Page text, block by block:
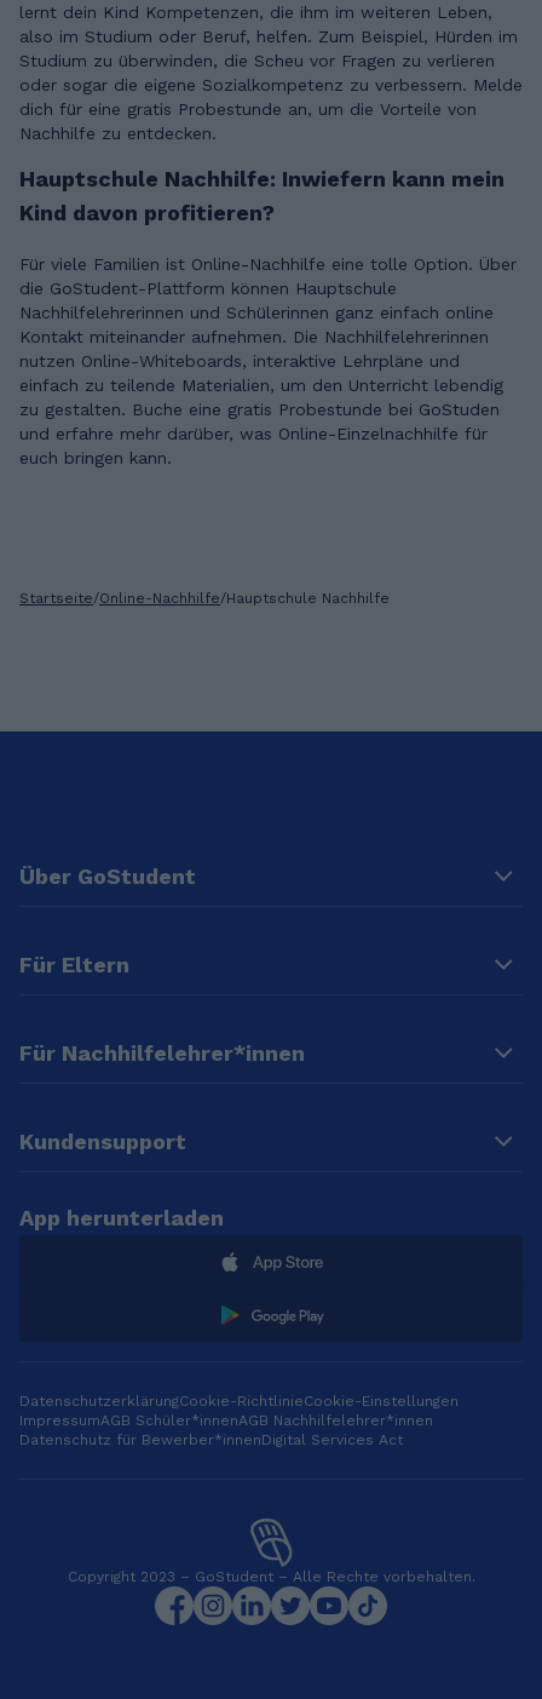
lernt dein Kind Kompetenzen, die ihm im weiteren Leben,
also im Studium oder Beruf, helfen. Zum Beispiel, Hürden im
Studium zu überwinden, die Scheu vor Fragen zu verlieren
oder sogar die eigene Sozialkompetenz zu verbessern. Melde
dich für eine gratis Probestunde an, um die Vorteile von
Nachhilfe zu entdecken.
Hauptschule Nachhilfe: Inwiefern kann mein
Kind davon profitieren?
Für viele Familien ist Online-Nachhilfe eine tolle Option. Über
die GoStudent-Plattform können Hauptschule
Nachhilfelehrerinnen und Schülerinnen ganz einfach online
Kontakt miteinander aufnehmen. Die Nachhilfelehrerinnen
nutzen Online-Whiteboards, interaktive Lehrpläne und
einfach zu teilende Materialien, um den Unterricht lebendig
zu gestalten. Buche eine gratis Probestunde bei GoStuden
und erfahre mehr darüber, was Online-Einzelnachhilfe für
euch bringen kann.
Startseite/Online-Nachhilfe/Hauptschule Nachhilfe
Über GoStudent
Für Eltern
Für Nachhilfelehrer*innen
Kundensupport
App herunterladen
DatenschutzerklärungCookie-RichtlinieCookie-Einstellungen
ImpressumAGB Schüler*innenAGB Nachhilfelehrer*innen
Datenschutz für Bewerber*innenDigital Services Act
Copyright 2023 – GoStudent – Alle Rechte vorbehalten.